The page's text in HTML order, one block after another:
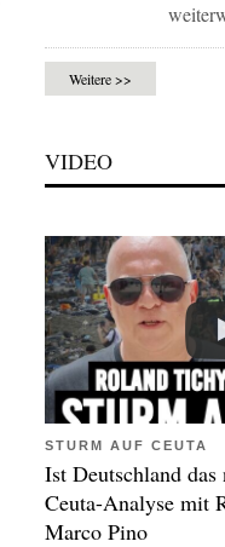
Weitere >>
VIDEO
STURM AUF CEUTA
Ist Deutschland
Ceuta-Analyse mit
Marco Pino